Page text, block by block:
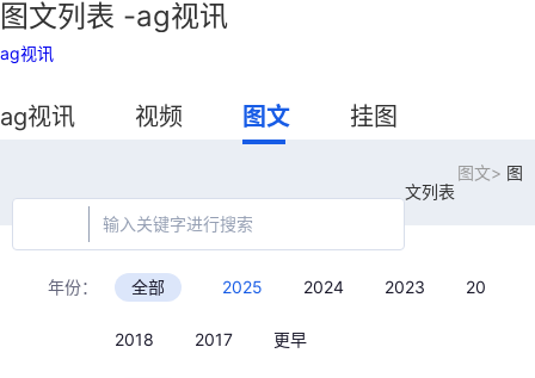
图文列表 -ag视讯
ag视讯
ag视讯 视频 图文 挂图
图文> 图
文列表
年份： 全部 2025 2024 2023 2022
2018 2017 更早